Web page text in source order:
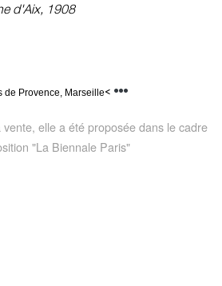
d'Aix, 1908
de Provence, Marseille<
elle a été proposée dans le cadre
"La Biennale Paris"